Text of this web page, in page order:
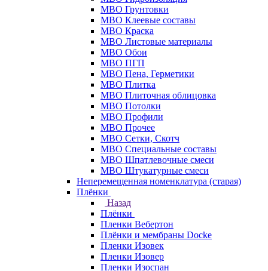
МВО Грунтовки
МВО Клеевые составы
МВО Краска
МВО Листовые материалы
МВО Обои
МВО ПГП
МВО Пена, Герметики
МВО Плитка
МВО Плиточная облицовка
МВО Потолки
МВО Профили
МВО Прочее
МВО Сетки, Скотч
МВО Специальные составы
МВО Шпатлевочные смеси
МВО Штукатурные смеси
Неперемещенная номенклатура (старая)
Плёнки
Назад
Плёнки
Пленки Вебертон
Плёнки и мембраны Docke
Пленки Изовек
Пленки Изовер
Пленки Изоспан